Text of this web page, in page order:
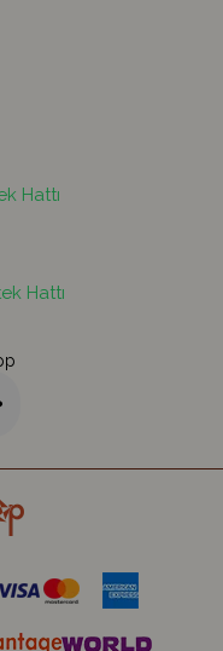
Hattı
Hattı